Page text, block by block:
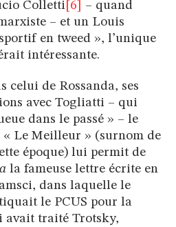
Colletti [6]
– quand
– et un Louis
en tweed », l’unique
intéressante.
celui de Rossanda, ses
avec Togliatti – qui
dans le passé » – le
Le Meilleur » (surnom de
époque) lui permit de
la fameuse lettre écrite en
dans laquelle le
le PCUS pour la
avait traité Trotsky,